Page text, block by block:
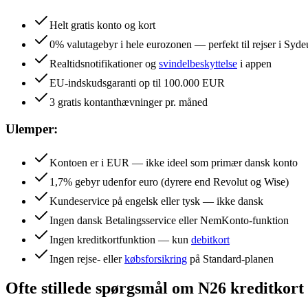
Helt gratis konto og kort
0% valutagebyr i hele eurozonen — perfekt til rejser i
Realtidsnotifikationer og svindelbeskyttelse i appen
EU-indskudsgaranti op til 100.000 EUR
3 gratis kontanthævninger pr. måned
Ulemper:
Kontoen er i EUR — ikke ideel som primær dansk konto
1,7% gebyr udenfor euro (dyrere end Revolut og Wise)
Kundeservice på engelsk eller tysk — ikke dansk
Ingen dansk Betalingsservice eller NemKonto-funktion
Ingen kreditkortfunktion — kun debitkort
Ingen rejse- ellerkøbsforsikring på Standard-planen
Ofte stillede spørgsmål om N26 kreditkort